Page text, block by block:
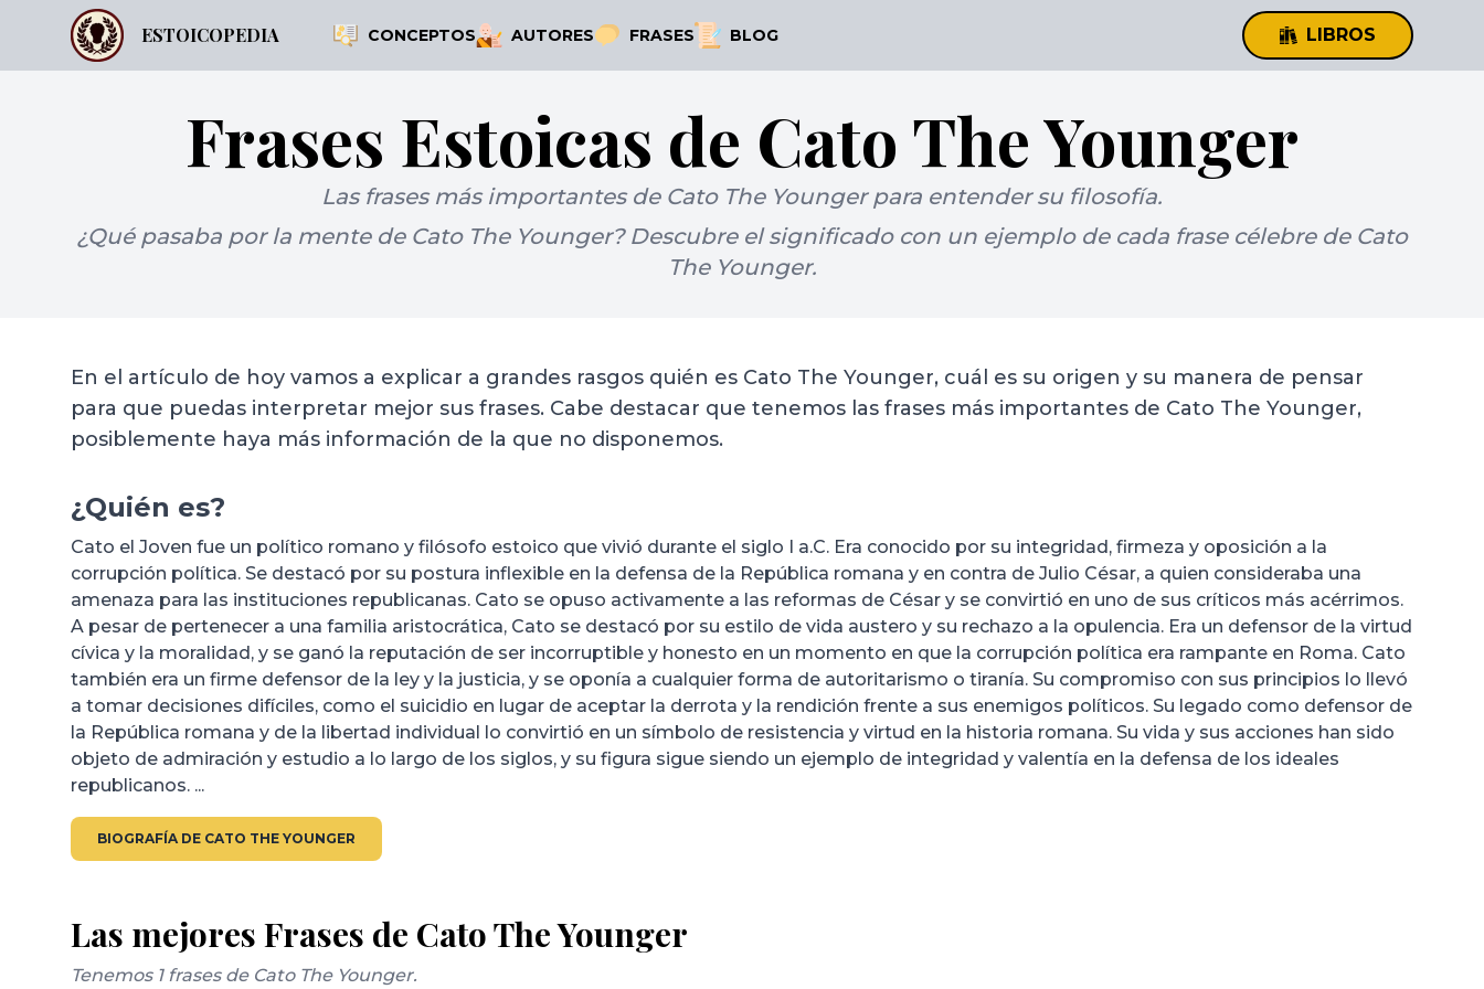
ESTOICOPEDIA CONCEPTOS AUTORES FRASES BLOG LIBROS
Frases Estoicas de Cato The Younger
Las frases más importantes de Cato The Younger para entender su filosofía.
¿Qué pasaba por la mente de Cato The Younger? Descubre el significado con un ejemplo de cada frase célebre de Cato
The Younger.
En el artículo de hoy vamos a explicar a grandes rasgos quién es Cato The Younger, cuál es su origen y su manera de pensar
para que puedas interpretar mejor sus frases. Cabe destacar que tenemos las frases más importantes de Cato The Younger,
posiblemente haya más información de la que no disponemos.
¿Quién es?
Cato el Joven fue un político romano y filósofo estoico que vivió durante el siglo I a.C. Era conocido por su integridad, firmeza y oposición a la
corrupción política. Se destacó por su postura inflexible en la defensa de la República romana y en contra de Julio César, a quien consideraba una
amenaza para las instituciones republicanas. Cato se opuso activamente a las reformas de César y se convirtió en uno de sus críticos más acérrimos.
A pesar de pertenecer a una familia aristocrática, Cato se destacó por su estilo de vida austero y su rechazo a la opulencia. Era un defensor de la virtud
cívica y la moralidad, y se ganó la reputación de ser incorruptible y honesto en un momento en que la corrupción política era rampante en Roma. Cato
también era un firme defensor de la ley y la justicia, y se oponía a cualquier forma de autoritarismo o tiranía. Su compromiso con sus principios lo llevó
a tomar decisiones difíciles, como el suicidio en lugar de aceptar la derrota y la rendición frente a sus enemigos políticos. Su legado como defensor de
la República romana y de la libertad individual lo convirtió en un símbolo de resistencia y virtud en la historia romana. Su vida y sus acciones han sido
objeto de admiración y estudio a lo largo de los siglos, y su figura sigue siendo un ejemplo de integridad y valentía en la defensa de los ideales
republicanos. ...
BIOGRAFÍA DE CATO THE YOUNGER
Las mejores Frases de Cato The Younger
Tenemos 1 frases de Cato The Younger.